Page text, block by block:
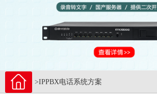
>IPPBX电话系统方案